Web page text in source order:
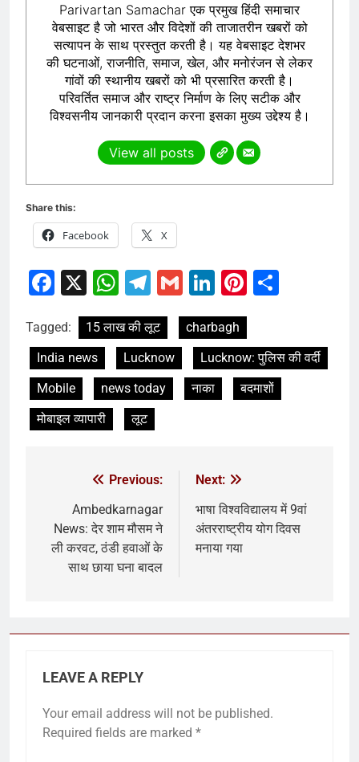
Parivartan Samachar एक प्रमुख हिंदी समाचार
वेबसाइट है जो भारत और विदेशों की ताजातरीन खबरों को
सत्यापन के साथ प्रस्तुत करती है। यह वेबसाइट देशभर
की घटनाओं, राजनीति, समाज, खेल, और मनोरंजन से लेकर
गांवों की स्थानीय खबरों को भी प्रसारित करती है।
परिवर्तित समाज और राष्ट्र निर्माण के लिए सटीक और
विश्वसनीय जानकारी प्रदान करना इसका मुख्य उद्देश्य है।
View all posts
Share this:
Facebook X
Facebook
X WhatsApp
Telegram
GmailLinkedIn
Pinterest
Tagged: 15 लाख की लूट
charbagh
India news
Lucknow
Lucknow: पुलिस की वर्दी
Mobile
news today नाका
बदमाशों
मोबाइल व्यापारी
लूट
Previous:
Ambedkarnagar
News: देर शाम मौसम ने
ली करवट, ठंडी हवाओं के
साथ छाया घना बादल
Next:
भाषा विश्वविद्यालय में 9वां
अंतरराष्ट्रीय योग दिवस
मनाया गया
LEAVE A REPLY
Your email address will not be published.
Required fields are marked *